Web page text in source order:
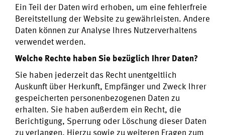
Ein Teil der Daten wird erhoben, um eine fehlerfreie
Bereitstellung der Website zu gewährleisten. Andere
Daten können zur Analyse Ihres Nutzerverhaltens
verwendet werden.
Welche Rechte haben Sie bezüglich Ihrer Daten?
Sie haben jederzeit das Recht unentgeltlich
Auskunft über Herkunft, Empfänger und Zweck Ihrer
gespeicherten personenbezogenen Daten zu
erhalten. Sie haben außerdem ein Recht, die
Berichtigung, Sperrung oder Löschung dieser Daten
zu verlangen. Hierzu sowie zu weiteren Fragen zum